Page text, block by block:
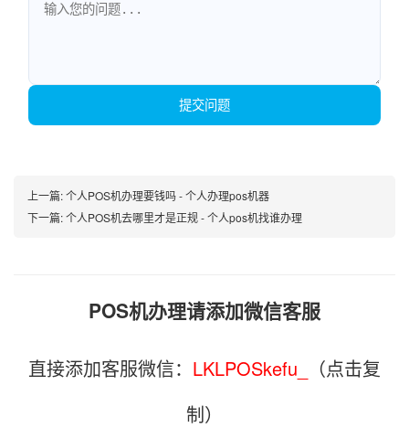
提交问题
上一篇:个人POS机办理要钱吗 - 个人办理pos机器
下一篇:个人POS机去哪里才是正规 - 个人pos机找谁办理
POS机办理请添加微信客服
直接添加客服微信： LKLPOSkefu_
（点击复
制）